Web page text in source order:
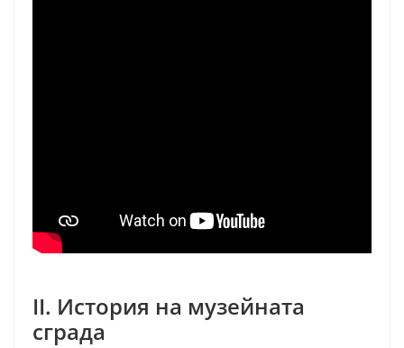
II. История на музейната
сграда